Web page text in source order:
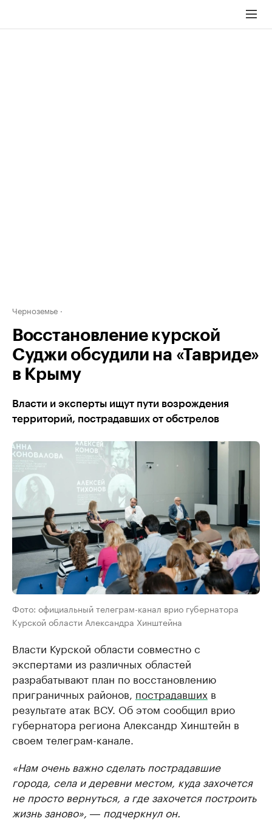
Черноземье
Восстановление курской
Суджи обсудили на «Тавриде»
в Крыму
Власти и эксперты ищут пути возрождения
территорий, пострадавших от обстрелов
Фото: официальный телеграм-канал врио губернатора
Курской области Александра Хинштейна
Власти Курской области совместно с
экспертами из различных областей
разрабатывают план по восстановлению
приграничных районов, пострадавших в
результате атак ВСУ. Об этом сообщил врио
губернатора региона Александр Хинштейн в
своем телеграм-канале.
«Нам очень важно сделать пострадавшие
города, села и деревни местом, куда захочется
не просто вернуться, а где захочется построить
жизнь заново», ― подчеркнул он.